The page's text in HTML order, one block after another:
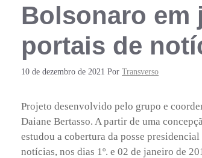
Bolsonaro em
portais de
10 de dezembro de 2021 Por Transverso
Projeto desenvolvido pelo grupo e
Daiane Bertasso. A partir de uma
estudou a cobertura da posse
notícias, nos dias 1º. e 02 de janeiro de